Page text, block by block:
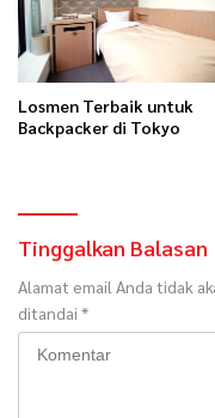
Losmen Terbaik untuk
Backpacker di Tokyo
Tinggalkan Balasan
Alamat email Anda tidak
ditandai *